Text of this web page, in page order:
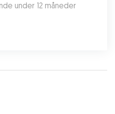
under 12 måneder